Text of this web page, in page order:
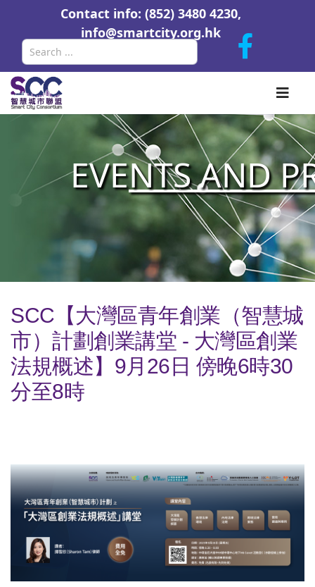
Contact info: (852) 3480 4230,
info@smartcity.org.hk
EVENTS AND
SCC【大灣區青年創業（智慧城
市）計劃創業講堂 - 大灣區創業
法規概述】9月26日 傍晚6時30
分至8時